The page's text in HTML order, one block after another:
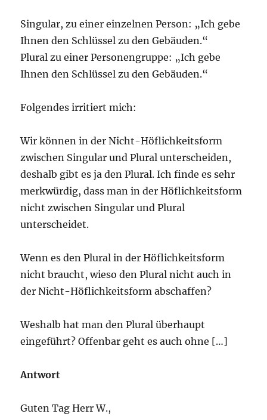
Singular, zu einer einzelnen Person: „Ich gebe
Ihnen den Schlüssel zu den Gebäuden.“
Plural zu einer Personengruppe: „Ich gebe
Ihnen den Schlüssel zu den Gebäuden.“
Folgendes irritiert mich:
Wir können in der Nicht-Höflichkeitsform
zwischen Singular und Plural unterscheiden,
deshalb gibt es ja den Plural. Ich finde es sehr
merkwürdig, dass man in der Höflichkeitsform
nicht zwischen Singular und Plural
unterscheidet.
Wenn es den Plural in der Höflichkeitsform
nicht braucht, wieso den Plural nicht auch in
der Nicht-Höflichkeitsform abschaffen?
Weshalb hat man den Plural überhaupt
eingeführt? Offenbar geht es auch ohne […]
Antwort
Guten Tag Herr W.,